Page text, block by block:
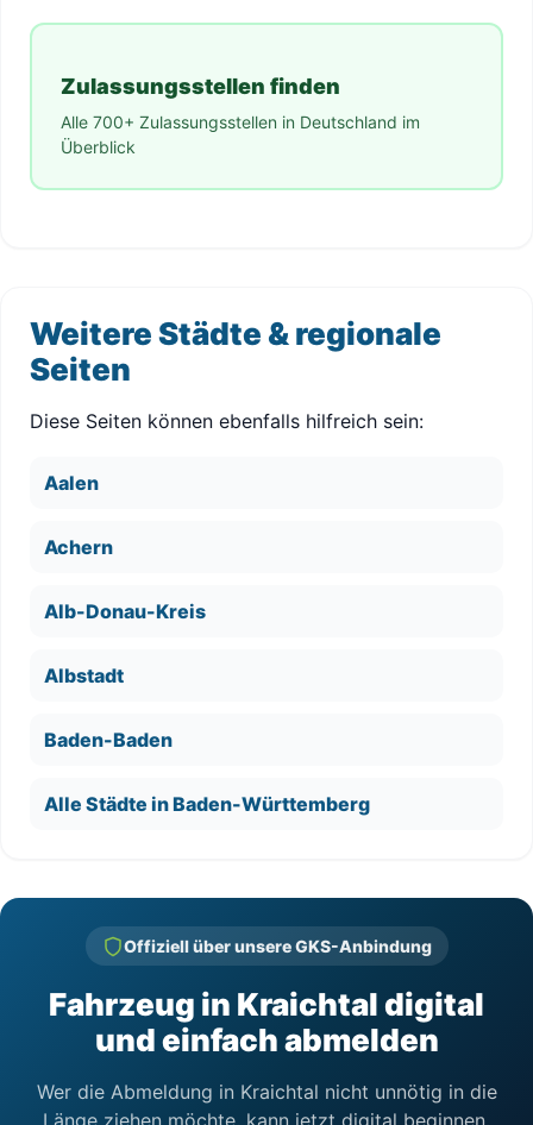
Zulassungsstellen finden
Alle 700+ Zulassungsstellen in Deutschland im
Überblick
Weitere Städte & regionale
Seiten
Diese Seiten können ebenfalls hilfreich sein:
Aalen
Achern
Alb-Donau-Kreis
Albstadt
Baden-Baden
Alle Städte in Baden-Württemberg
Offiziell über unsere GKS-Anbindung
Fahrzeug in Kraichtal digital
und einfach abmelden
Wer die Abmeldung in Kraichtal nicht unnötig in die
Länge ziehen möchte, kann jetzt digital beginnen.